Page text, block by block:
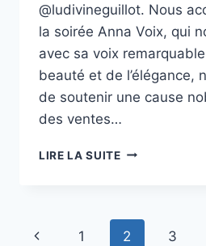
@ludivineguillot. Nous
la soirée Anna Voix, qui
avec sa voix
beauté et de l’élégance,
de soutenir une cause
des ventes…
LIRE LA SUITE
1 2 3